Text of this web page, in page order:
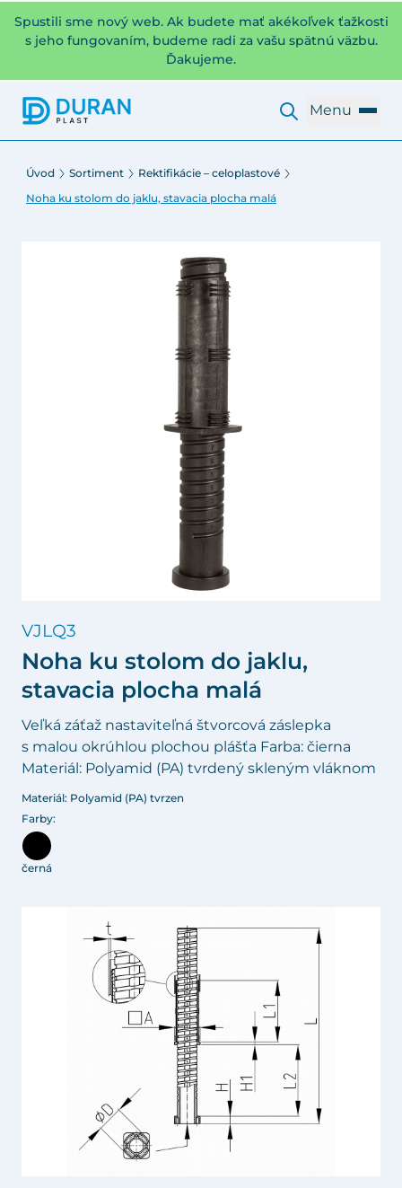
Spustili sme nový web. Ak budete mať akékoľvek ťažkosti
s jeho fungovaním, budeme radi za vašu spätnú väzbu.
Ďakujeme.
Menu
Úvod Sortiment
Rektifikácie – celoplastové
Noha ku stolom do jaklu, stavacia plocha malá
VJLQ3
Noha ku stolom do jaklu,
stavacia plocha malá
Veľká záťaž nastaviteľná štvorcová záslepka
s malou okrúhlou plochou plášťa Farba: čierna
Materiál: Polyamid (PA) tvrdený skleným vláknom
Materiál: Polyamid (PA) tvrzen
Farby:
černá